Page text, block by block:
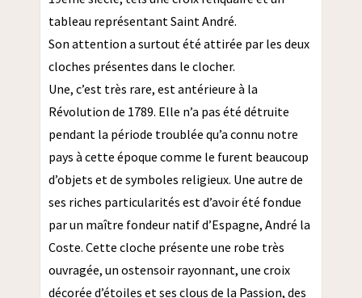
tableau représentant Saint André.
Son attention a surtout été attirée par les deux
cloches présentes dans le clocher.
Une, c’est très rare, est antérieure à la
Révolution de 1789. Elle n’a pas été détruite
pendant la période troublée qu’a connu notre
pays à cette époque comme le furent beaucoup
d’objets et de symboles religieux. Une autre de
ses riches particularités est d’avoir été fondue
par un maître fondeur natif d’Espagne, André la
Coste. Cette cloche présente une robe très
ouvragée, un ostensoir rayonnant, une croix
décorée d’étoiles et ses clous de la Passion, des